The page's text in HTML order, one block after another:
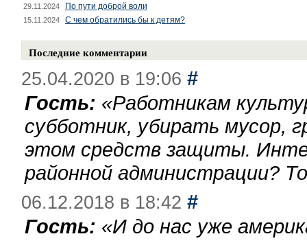
29.11.2024 По пути доброй воли
15.11.2024 С чем обратились бы к детям?
Последние комментарии
25.04.2020 в 19:06 #
Гость: «Работникам
субботник, убирать мусор,
этом средств защиты.
районной администрации?
06.12.2018 в 18:42 #
Гость: «И до нас уже